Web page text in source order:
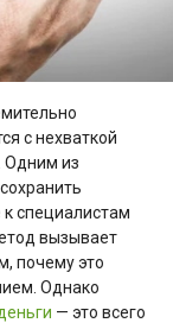
с нехваткой
Одним из
специалистам
вызывает
почему это
Однако
— это всего